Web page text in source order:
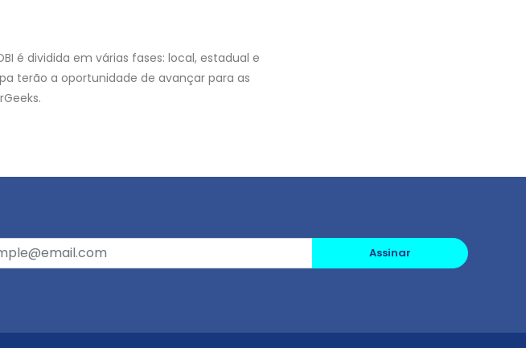
é dividida em várias fases: local, estadual e
terão a oportunidade de avançar para as
Assinar